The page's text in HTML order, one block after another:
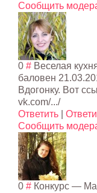
Сообщить
0 # Веселая
баловен
Вдогонку. Вот
vk.com/.../
Ответить
Сообщить
0 # Конкурс —